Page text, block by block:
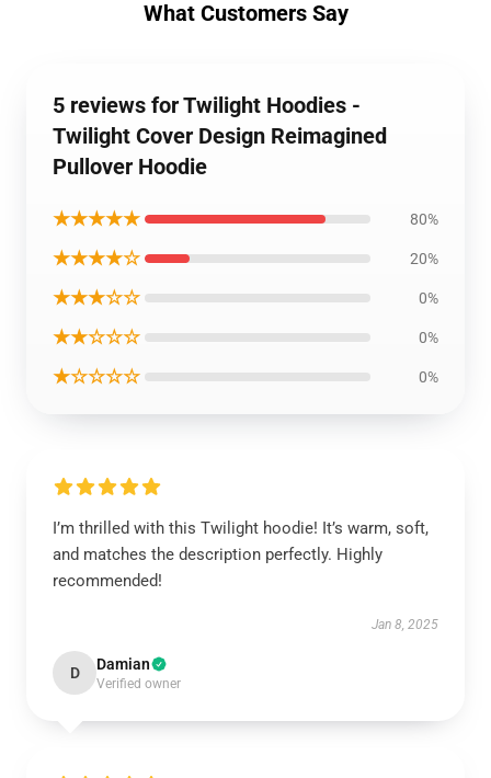
What Customers Say
5 reviews for Twilight Hoodies -
Twilight Cover Design Reimagined
Pullover Hoodie
★★★★★ 80%
★★★★☆ 20%
★★★☆☆ 0%
★★☆☆☆ 0%
★☆☆☆☆ 0%
I’m thrilled with this Twilight hoodie! It’s warm, soft,
and matches the description perfectly. Highly
recommended!
Jan 8, 2025
D Damian
Verified owner